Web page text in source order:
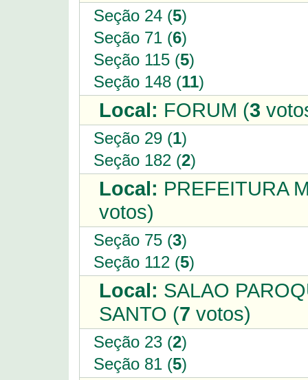
Seção 24 (5)
Seção 71 (6)
Seção 115 (5)
Seção 148 (11)
Local: FORUM (3
Seção 29 (1)
Seção 182 (2)
Local: PREFEITURA
votos)
Seção 75 (3)
Seção 112 (5)
Local: SALAO
SANTO (7 votos)
Seção 23 (2)
Seção 81 (5)